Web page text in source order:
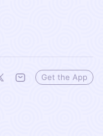
Get the App